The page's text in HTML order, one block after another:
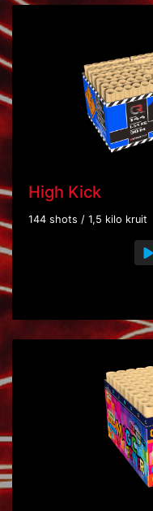
High Kick
144 shots / 1,5 kilo kruit